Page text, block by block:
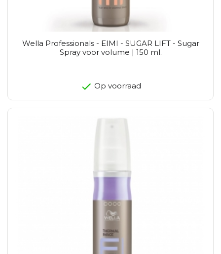
Wella Professionals - EIMI - SUGAR LIFT - Sugar
Spray voor volume | 150 ml.
Op voorraad